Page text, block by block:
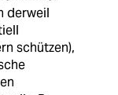
derweil
schützen),